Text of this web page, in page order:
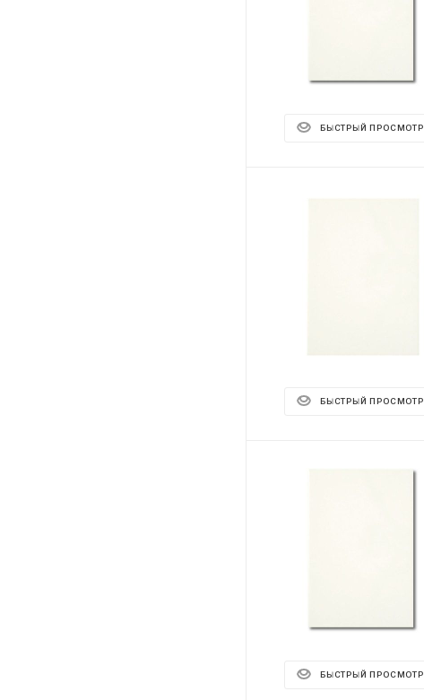
БЫСТРЫЙ ПРОСМОТР
БЫСТРЫЙ ПРОСМОТР
БЫСТРЫЙ ПРОСМОТР